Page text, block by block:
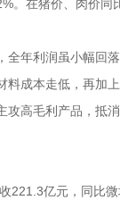
。在猪价、肉价同
全年利润虽小幅回
料成本走低，再加
攻高毛利产品，抵
221.3亿元，同比